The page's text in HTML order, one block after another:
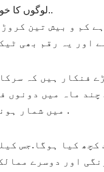
لوگوں کا خون چوسنے کی ہمت ہی نہیں کی . بدقسمت لوگ… چھوڑیں جی..
کم و بیش تین
اور یہ رقم بھی
فنکار ہیں کہ
ماہ میں دونوں
میں شمار ہونگے جہاں پر ان دونوں نے بچپن میں پوٹیاں کی ہونگی .
کچھ کیا ہوگا.جس
اور دوسرے